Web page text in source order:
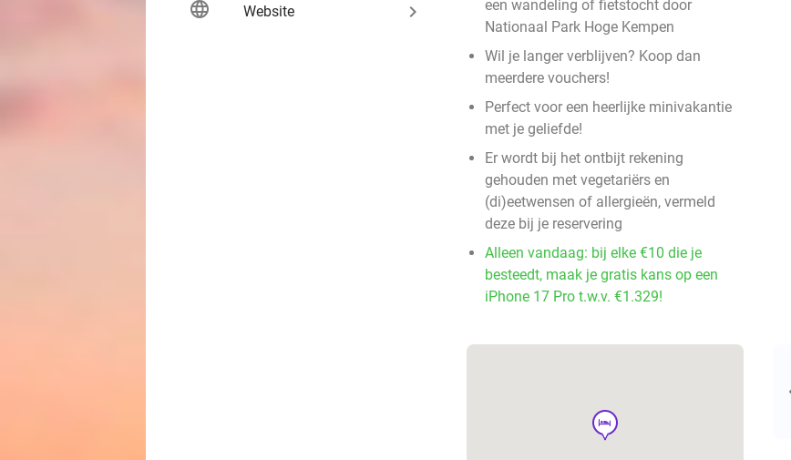
language Website keyboard_arrow_right
een wandeling of fietstocht door
Nationaal Park Hoge Kempen
Wil je langer verblijven? Koop dan
meerdere vouchers!
Perfect voor een heerlijke minivakantie
met je geliefde!
Er wordt bij het ontbijt rekening
gehouden met vegetariërs en
(di)eetwensen of allergieën, vermeld
deze bij je reservering
Alleen vandaag: bij elke €10 die je
besteedt, maak je gratis kans op een
iPhone 17 Pro t.w.v. €1.329!
hotel